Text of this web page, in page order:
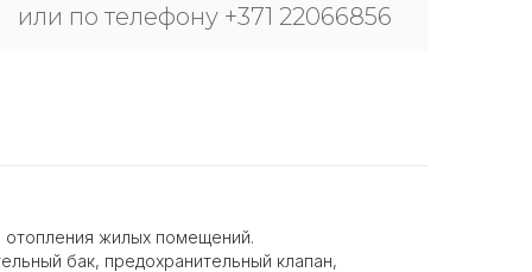
или по телефону +371 22066856
отопления жилых помещений.
бак, предохранительный клапан,